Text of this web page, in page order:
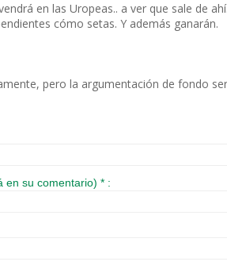
en las Uropeas.. a ver que sale de
cómo setas. Y además ganarán.
pero la argumentación de fondo
en su comentario) * :